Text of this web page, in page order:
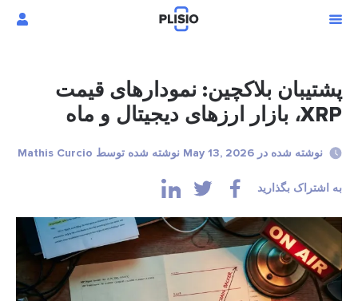
پشتیبان بلاکچین: نمودارهای قیمت
XRP، بازار ارزهای دیجیتال و ماه
نوشته شده در May 13, 2026 نوشته شده توسط Mathis Curcio
به اشتراک بگذارید